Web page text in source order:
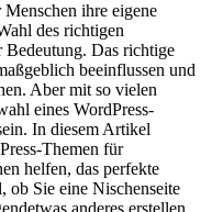
ihre ⁢eigene
des richtigen
Bedeutung. Das richtige
beeinflussen und
Aber mit so vielen
eines WordPress-
In⁢ diesem Artikel⁤
Themen für
helfen, das perfekte
ob Sie⁣ eine Nischenseite